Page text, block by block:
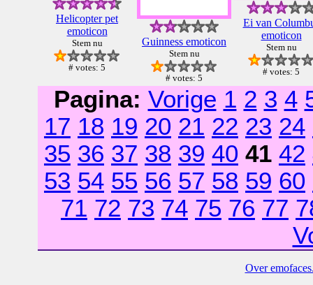
Helicopter pet
emoticon
Stem nu
# votes: 5
Guinness emoticon
Stem nu
# votes: 5
Ei van
emoticon
Stem nu
# votes: 5
Pagina: Vorige 1 2 3 4
17 18 19 20 21 22 23 24
35 36 37 38 39 40 41 42
53 54 55 56 57 58 59 60
71 72 73 74 75 76 77
Over